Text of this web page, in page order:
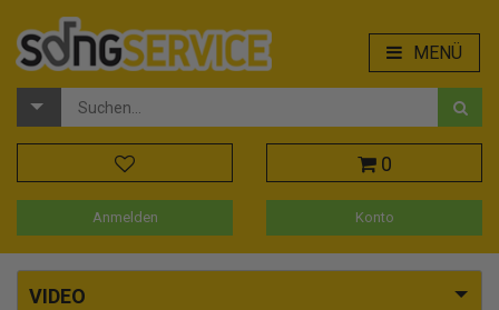
MENÜ
0
Anmelden Konto
VIDEO